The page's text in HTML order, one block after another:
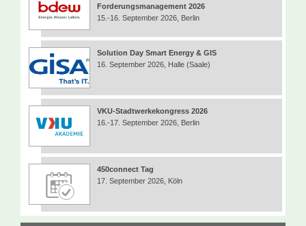
Forderungsmanagement 2026
15.-16. September 2026, Berlin
Solution Day Smart Energy & GIS
16. September 2026, Halle (Saale)
VKU-Stadtwerkekongress 2026
16.-17. September 2026, Berlin
450connect Tag
17. September 2026, Köln